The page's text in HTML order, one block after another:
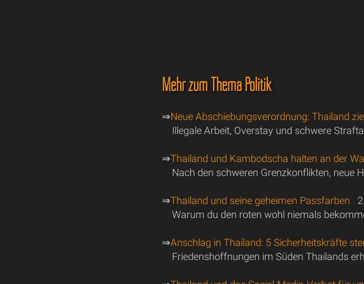
Mehr zum Thema Politik
⇒Neue Abschiebungsverordnung: Thailand
Illegale Arbeit, Overstay und schwere
⇒Thailand und Kambodscha halten an der
Nach den schweren Grenzkonflikten, neue
⇒Thailand und seine geheimen Passfarben
Warum du den roten wohl niemals
⇒Anschlag in Thailand: 5 Sicherheitskräfte
Friedenshoffnungen im Süden Thailands